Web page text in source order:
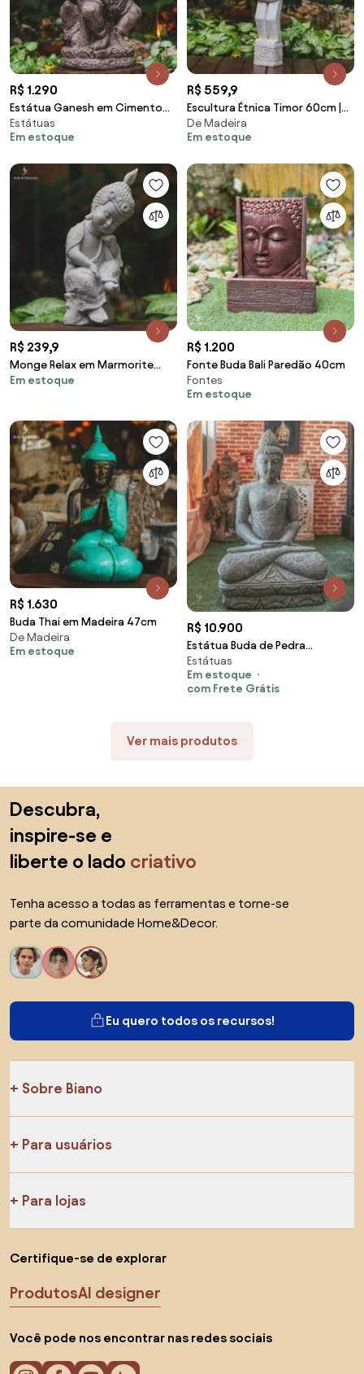
R$ 1.290
Estátua Ganesh em Cimento
60cm - Bali
Estátuas
Em estoque
R$ 559,9
Escultura Étnica Timor 60cm |
Madeira
De Madeira
Em estoque
R$ 239,9
Monge Relax em Marmorite
26cm
Em estoque
R$ 1.200
Fonte Buda Bali Paredão 40cm
Fontes
Em estoque
R$ 1.630
Buda Thai em Madeira 47cm
De Madeira
Em estoque
R$ 10.900
Estátua Buda de Pedra
Vulcânica 120cm
Estátuas
Em estoque
com Frete Grátis
Ver mais produtos
Descubra,
inspire-se e
liberte o lado criativo
Tenha acesso a todas as ferramentas e torne-se
parte da comunidade Home&Decor.
Eu quero todos os recursos!
Sobre Biano
Para usuários
Para lojas
Certifique-se de explorar
ProdutosAI designer
Você pode nos encontrar nas redes sociais